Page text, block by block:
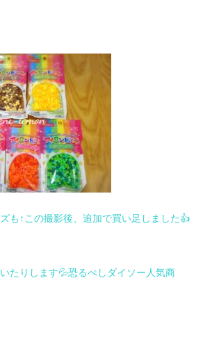
も↑ この撮影後、追加で買い足しました👍
たりします💦恐るべしダイソー人気商